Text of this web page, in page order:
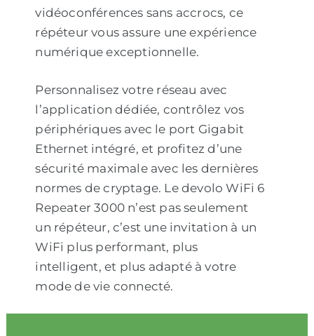
vidéoconférences sans accrocs, ce
répéteur vous assure une expérience
numérique exceptionnelle.
Personnalisez votre réseau avec
l’application dédiée, contrôlez vos
périphériques avec le port Gigabit
Ethernet intégré, et profitez d’une
sécurité maximale avec les dernières
normes de cryptage. Le devolo WiFi 6
Repeater 3000 n’est pas seulement
un répéteur, c’est une invitation à un
WiFi plus performant, plus
intelligent, et plus adapté à votre
mode de vie connecté.